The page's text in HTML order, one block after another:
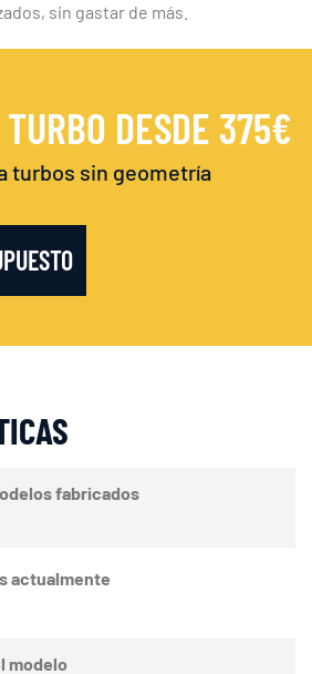
sin gastar de más.
DESDE 375€
turbos sin geometría
fabricados
actualmente
modelo